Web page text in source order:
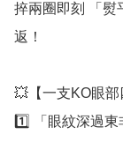
捽兩圈即刻 「熨
返！
💥【一支KO眼
1️⃣ 「眼紋深過東